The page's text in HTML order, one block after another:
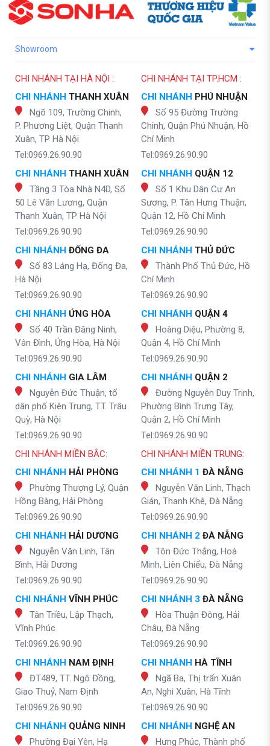
Showroom
CHI NHÁNH TẠI HÀ NỘI :
CHI NHÁNH THANH XUÂN
Ngõ 109, Trường Chinh,
P. Phương Liệt, Quận Thanh
Xuân, TP Hà Nội
Tel:0969.26.90.90
CHI NHÁNH THANH XUÂN
Tầng 3 Tòa Nhà N4D, Số
50 Lê Văn Lương, Quận
Thanh Xuân, TP Hà Nội
Tel:0969.26.90.90
CHI NHÁNH ĐỐNG ĐA
Số 83 Láng Hạ, Đống Đa,
Hà Nội
Tel:0969.26.90.90
CHI NHÁNH ỨNG HÒA
Số 40 Trần Đăng Ninh,
Vân Đình, Ứng Hòa, Hà Nội
Tel:0969.26.90.90
CHI NHÁNH GIA LÂM
Nguyễn Đức Thuận, tổ
dân phố Kiên Trung, TT. Trâu
Quỳ, Hà Nội
Tel:0969.26.90.90
CHI NHÁNH TẠI TP.HCM :
CHI NHÁNH PHÚ NHUẬN
Số 95 Đường Trường
Chinh, Quận Phú Nhuận, Hồ
Chí Minh
Tel:0969.26.90.90
CHI NHÁNH QUẬN 12
Số 1 Khu Dân Cư An
Sương, P. Tân Hưng Thuận,
Quận 12, Hồ Chí Minh
Tel:0969.26.90.90
CHI NHÁNH THỦ ĐỨC
Thành Phố Thủ Đức, Hồ
Chí Minh
Tel:0969.26.90.90
CHI NHÁNH QUẬN 4
Hoàng Diệu, Phường 8,
Quận 4, Hồ Chí Minh
Tel:0969.26.90.90
CHI NHÁNH QUẬN 2
Đường Nguyễn Duy Trinh,
Phường Bình Trưng Tây,
Quận 2, Hồ Chí Minh
Tel:0969.26.90.90
CHI NHÁNH MIỀN BẮC:
CHI NHÁNH HẢI PHÒNG
Phường Thượng Lý, Quận
Hồng Bàng, Hải Phòng
Tel:0969.26.90.90
CHI NHÁNH HẢI DƯƠNG
Nguyễn Văn Linh, Tân
Bình, Hải Dương
Tel:0969.26.90.90
CHI NHÁNH VĨNH PHÚC
Tân Triều, Lập Thạch,
Vĩnh Phúc
Tel:0969.26.90.90
CHI NHÁNH NAM ĐỊNH
ĐT489, TT. Ngô Đồng,
Giao Thuỷ, Nam Định
Tel:0969.26.90.90
CHI NHÁNH QUẢNG NINH
Phường Đại Yên, Hạ
CHI NHÁNH MIỀN TRUNG:
CHI NHÁNH 1 ĐÀ NẴNG
Nguyễn Văn Linh, Thạch
Gián, Thanh Khê, Đà Nẵng
Tel:0969.26.90.90
CHI NHÁNH 2 ĐÀ NẴNG
Tôn Đức Thắng, Hoà
Minh, Liên Chiểu, Đà Nẵng
Tel:0969.26.90.90
CHI NHÁNH 3 ĐÀ NẴNG
Hòa Thuận Đông, Hải
Châu, Đà Nẵng
Tel:0969.26.90.90
CHI NHÁNH HÀ TĨNH
Ngã Ba, Thị trấn Xuân
An, Nghi Xuân, Hà Tĩnh
Tel:0969.26.90.90
CHI NHÁNH NGHỆ AN
Hưng Phúc, Thành phố